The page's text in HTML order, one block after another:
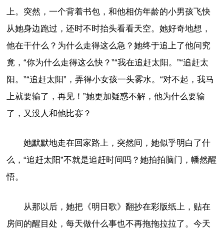
上。突然，一个背着书包，和他相仿年龄的小男孩飞快
从她身边跑过，还时不时抬头看看天空。她好奇地想，
他在干什么？为什么走得这么急？她终于追上了他问究
竟，“你为什么走得这么快？”“我在追赶太阳。”“追赶太
阳。”“追赶太阳”，弄得小女孩一头雾水。“对不起，我马
上就要输了，再见！”她更加疑惑不解，他为什么要输
了，又没人和他比赛？
她默默地走在回家路上，突然间，她似乎明白了什
么，“追赶太阳”不就是追赶时间吗？她拍拍脑门，幡然醒
悟。
从那以后，她把《明日歌》翻抄在彩版纸上，贴在
房间的醒目处，每天做什么事也不再拖拖拉拉了。今天